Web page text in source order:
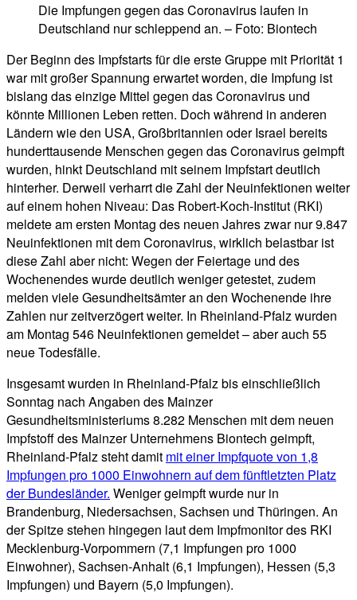
Die Impfungen gegen das Coronavirus laufen in
Deutschland nur schleppend an. – Foto: Biontech
Der Beginn des Impfstarts für die erste Gruppe mit Priorität 1
war mit großer Spannung erwartet worden, die Impfung ist
bislang das einzige Mittel gegen das Coronavirus und
könnte Millionen Leben retten. Doch während in anderen
Ländern wie den USA, Großbritannien oder Israel bereits
hunderttausende Menschen gegen das Coronavirus geimpft
wurden, hinkt Deutschland mit seinem Impfstart deutlich
hinterher. Derweil verharrt die Zahl der Neuinfektionen weiter
auf einem hohen Niveau: Das Robert-Koch-Institut (RKI)
meldete am ersten Montag des neuen Jahres zwar nur 9.847
Neuinfektionen mit dem Coronavirus, wirklich belastbar ist
diese Zahl aber nicht: Wegen der Feiertage und des
Wochenendes wurde deutlich weniger getestet, zudem
melden viele Gesundheitsämter an den Wochenende ihre
Zahlen nur zeitverzögert weiter. In Rheinland-Pfalz wurden
am Montag 546 Neuinfektionen gemeldet – aber auch 55
neue Todesfälle.
Insgesamt wurden in Rheinland-Pfalz bis einschließlich
Sonntag nach Angaben des Mainzer
Gesundheitsministeriums 8.282 Menschen mit dem neuen
Impfstoff des Mainzer Unternehmens Biontech geimpft,
Rheinland-Pfalz steht damit mit einer Impfquote von 1,8
Impfungen pro 1000 Einwohnern auf dem fünftletzten Platz
der Bundesländer. Weniger geimpft wurde nur in
Brandenburg, Niedersachsen, Sachsen und Thüringen. An
der Spitze stehen hingegen laut dem Impfmonitor des RKI
Mecklenburg-Vorpommern (7,1 Impfungen pro 1000
Einwohner), Sachsen-Anhalt (6,1 Impfungen), Hessen (5,3
Impfungen) und Bayern (5,0 Impfungen).